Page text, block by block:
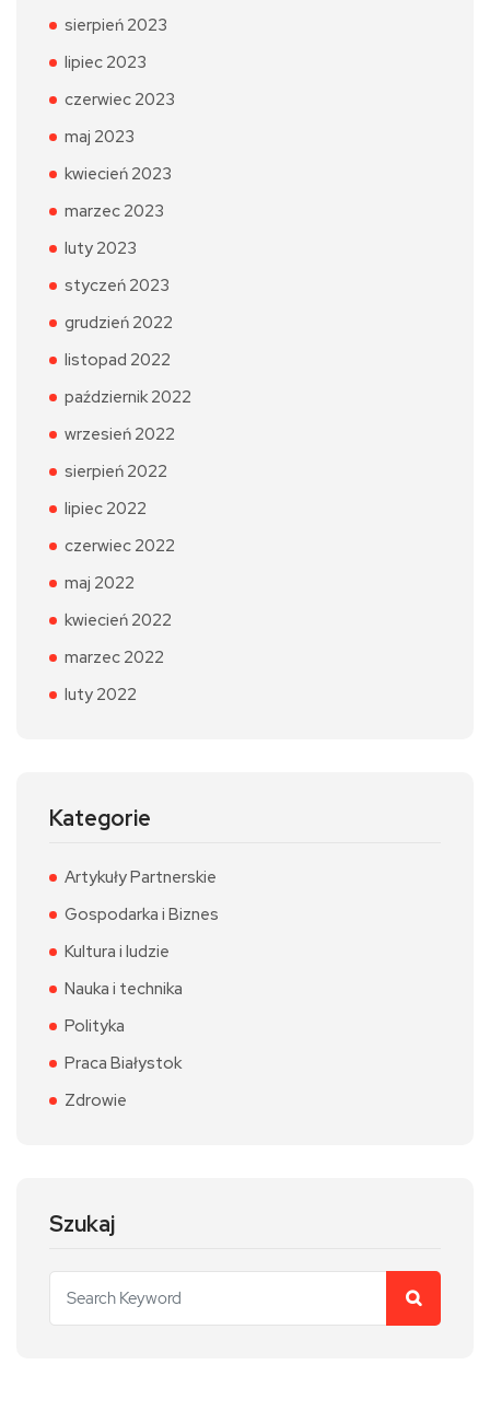
sierpień 2023
lipiec 2023
czerwiec 2023
maj 2023
kwiecień 2023
marzec 2023
luty 2023
styczeń 2023
grudzień 2022
listopad 2022
październik 2022
wrzesień 2022
sierpień 2022
lipiec 2022
czerwiec 2022
maj 2022
kwiecień 2022
marzec 2022
luty 2022
Kategorie
Artykuły Partnerskie
Gospodarka i Biznes
Kultura i ludzie
Nauka i technika
Polityka
Praca Białystok
Zdrowie
Szukaj